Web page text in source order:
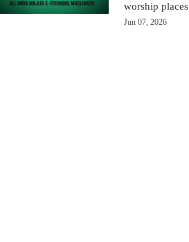
worship places
Jun 07, 2026